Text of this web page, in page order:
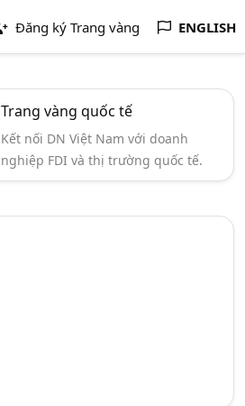
Đăng ký Trang vàng ENGLISH
Trang vàng quốc tế
Kết nối DN Việt Nam với doanh
nghiệp FDI và thị trường quốc tế.